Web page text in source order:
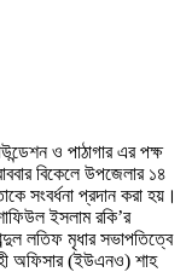
ও পাঠাগার এর পক্ষ
বিকেলে উপজেলার ১৪
সংবর্ধনা প্রদান করা হয়।
ইসলাম রকি’র
লতিফ মৃধার সভাপতিত্বে
অফিসার (ইউএনও) শাহ